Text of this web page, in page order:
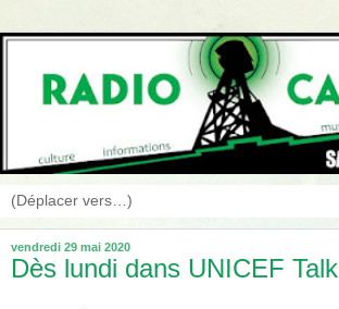
vendredi 29 mai 2020
Dès lundi dans UNICEF Talk